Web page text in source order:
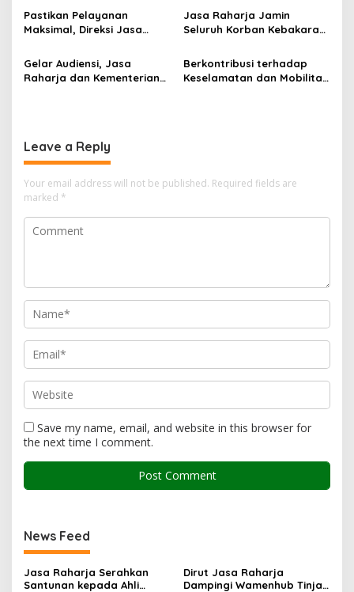
KM Mutiara Sentosa II
Mutiara Sentosa II di RS
PHC Surabaya
Pastikan Pelayanan
Maksimal, Direksi Jasa
Kebakaran KM Mutiara
Sentosa II
Jasa Raharja Jamin
Seluruh Korban Kebakaran
Perairan Sumenep
Gelar Audiensi, Jasa
Raharja dan Kementerian
Berkontribusi terhadap
Keselamatan dan Mobilitas
Leave a Reply
Your email address will not be published. Required fields are
marked *
Save my name, email, and website in this browser for
the next time I comment.
News Feed
Jasa Raharja Serahkan
Santunan kepada Ahli
Dirut Jasa Raharja
Dampingi Wamenhub Tinjau